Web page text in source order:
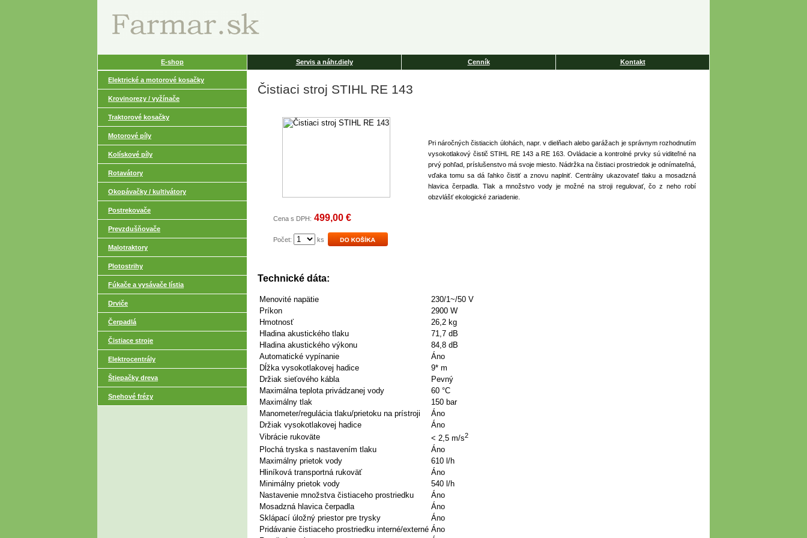
E-shop Servis a náhr.diely Cenník Kontakt
Elektrické a motorové kosačky
Krovinorezy / vyžínače
Traktorové kosačky
Motorové píly
Kolískové píly
Rotavátory
Okopávačky / kultivátory
Postrekovače
Prevzdušňovače
Malotraktory
Plotostrihy
Fúkače a vysávače lístia
Drviče
Čerpadlá
Čistiace stroje
Elektrocentrály
Štiepačky dreva
Snehové frézy
Čistiaci stroj STIHL RE 143
Cena s DPH: 499,00 €
Počet: ks
Pri náročných čistiacich úlohách, napr. v dielňach alebo garážach je správnym rozhodnutím
vysokotlakový čistič STIHL RE 143 a RE 163. Ovládacie a kontrolné prvky sú viditeľné na
prvý pohľad, príslušenstvo má svoje miesto. Nádržka na čistiaci prostriedok je odnímateľná,
vďaka tomu sa dá ľahko čistiť a znovu naplniť. Centrálny ukazovateľ tlaku a mosadzná
hlavica čerpadla. Tlak a množstvo vody je možné na stroji regulovať, čo z neho robí
obzvlášť ekologické zariadenie.
Technické dáta:
Menovité napätie
230/1~/50 V
Príkon
2900 W
Hmotnosť
26,2 kg
Hladina akustického tlaku
71,7 dB
Hladina akustického výkonu
84,8 dB
Automatické vypínanie
Áno
Dĺžka vysokotlakovej hadice
9* m
Držiak sieťového kábla
Pevný
Maximálna teplota privádzanej vody
60 °C
Maximálny tlak
150 bar
Manometer/regulácia tlaku/prietoku na prístroji
Áno
Držiak vysokotlakovej hadice
Áno
Vibrácie rukoväte
< 2,5 m/s2
Plochá tryska s nastavením tlaku
Áno
Maximálny prietok vody
610 l/h
Hliníková transportná rukoväť
Áno
Minimálny prietok vody
540 l/h
Nastavenie množstva čistiaceho prostriedku
Áno
Mosadzná hlavica čerpadla
Áno
Sklápací úložný priestor pre trysky
Áno
Pridávanie čistiaceho prostriedku interné/externé Áno